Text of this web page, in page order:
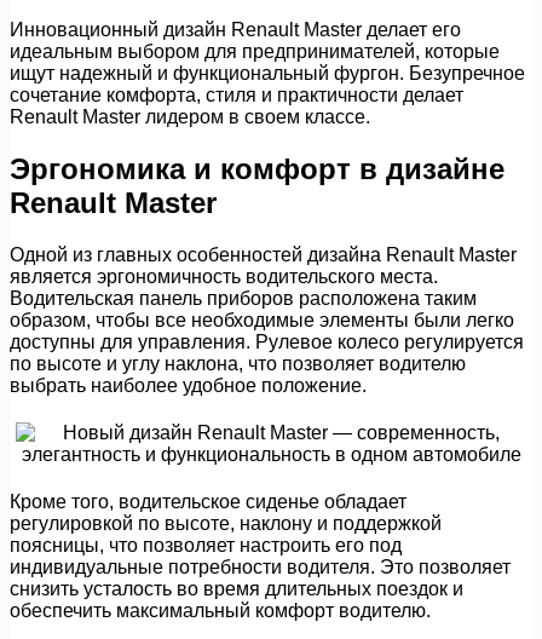
Инновационный дизайн Renault Master делает его
идеальным выбором для предпринимателей, которые
ищут надежный и функциональный фургон. Безупречное
сочетание комфорта, стиля и практичности делает
Renault Master лидером в своем классе.
Эргономика и комфорт в дизайне
Renault Master
Одной из главных особенностей дизайна Renault Master
является эргономичность водительского места.
Водительская панель приборов расположена таким
образом, чтобы все необходимые элементы были легко
доступны для управления. Рулевое колесо регулируется
по высоте и углу наклона, что позволяет водителю
выбрать наиболее удобное положение.
Кроме того, водительское сиденье обладает
регулировкой по высоте, наклону и поддержкой
поясницы, что позволяет настроить его под
индивидуальные потребности водителя. Это позволяет
снизить усталость во время длительных поездок и
обеспечить максимальный комфорт водителю.